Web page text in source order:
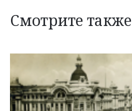
Смотрите также